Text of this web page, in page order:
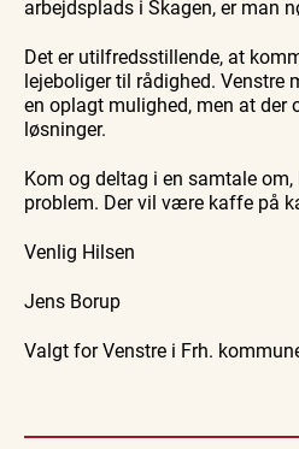
arbejdsplads i Skagen, er man
Det er utilfredsstillende, at
lejeboliger til rådighed. Venstre
en oplagt mulighed, men at der
løsninger.
Kom og deltag i en samtale
problem. Der vil være kaffe på
Venlig Hilsen
Jens Borup
Valgt for Venstre i Frh.